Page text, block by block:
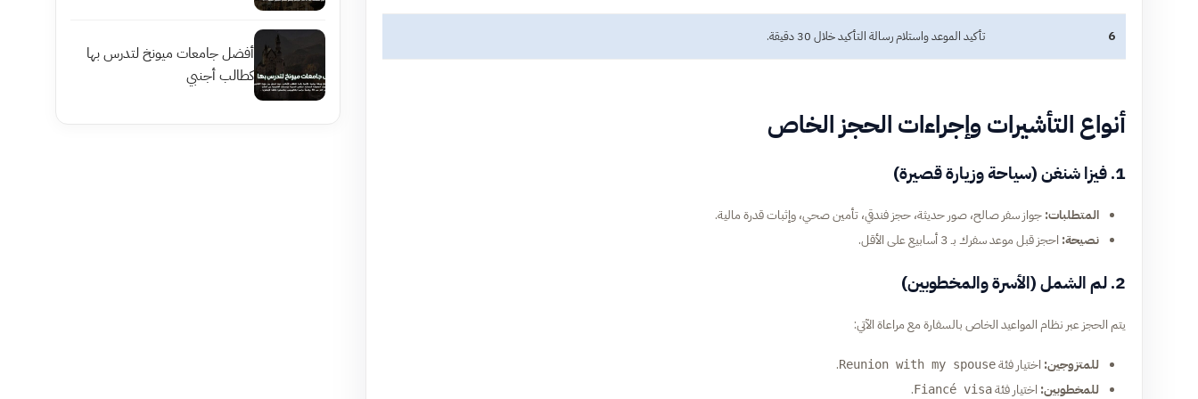
6 تأكيد الموعد واستلام رسالة التأكيد خلال 30 دقيقة.
أنواع التأشيرات وإجراءات الحجز الخاص
1. فيزا شنغن (سياحة وزيارة قصيرة)
المتطلبات:جواز سفر صالح، صور حديثة، حجز فندقي، تأمين صحي، وإثبات قدرة مالية.
نصيحة: احجز قبل موعد سفرك بـ 3 أسابيع على الأقل.
2. لم الشمل (الأسرة والمخطوبين)
يتم الحجز عبر نظام المواعيد الخاص بالسفارة مع مراعاة الآتي:
للمتزوجين: اختيار فئةReunion with my spouse
.
للمخطوبين: اختيار فئةFiancé visa
.
أفضل جامعات ميونخ لتدرس بها
كطالب أجنبي